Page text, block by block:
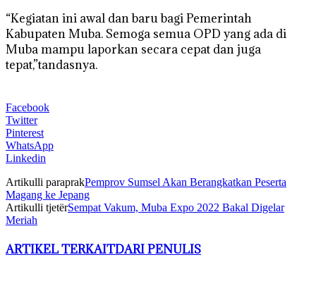
“Kegiatan ini awal dan baru bagi Pemerintah
Kabupaten Muba. Semoga semua OPD yang ada di
Muba mampu laporkan secara cepat dan juga
tepat,”tandasnya.
Facebook
Twitter
Pinterest
WhatsApp
Linkedin
Artikulli paraprakPemprov Sumsel Akan Berangkatkan Peserta
Magang ke Jepang
Artikulli tjetërSempat Vakum, Muba Expo 2022 Bakal Digelar
Meriah
ARTIKEL TERKAITDARI PENULIS